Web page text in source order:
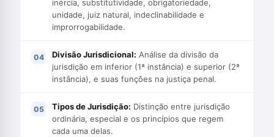
inércia, substitutividade, obrigatoriedade,
unidade, juiz natural, indeclinabilidade e
improrrogabilidade.
Divisão Jurisdicional: Análise da divisão da
jurisdição em inferior (1ª instância) e superior (2ª
instância), e suas funções na justiça penal.
Tipos de Jurisdição: Distinção entre jurisdição
ordinária, especial e os princípios que regem
cada uma delas.